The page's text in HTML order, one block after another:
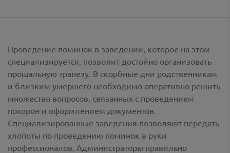
Проведение поминок в заведении, которое на этом
специализируется, позволит достойно организовать
прощальную трапезу. В скорбные дни родственникам
и близким умершего необходимо оперативно решить
множество вопросов, связанных с проведением
похорон и оформлением документов.
Специализированные заведения позволяют передать
хлопоты по проведению поминок в руки
профессионалов. Администраторы правильно